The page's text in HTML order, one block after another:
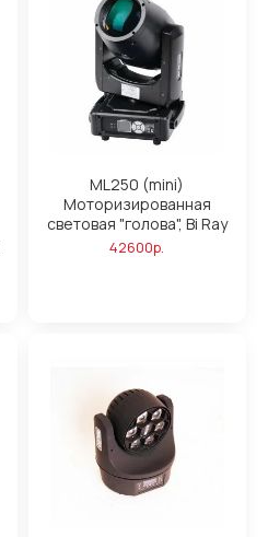
ML250 (mini)
Моторизированная
световая "голова", Bi Ray
42600р.